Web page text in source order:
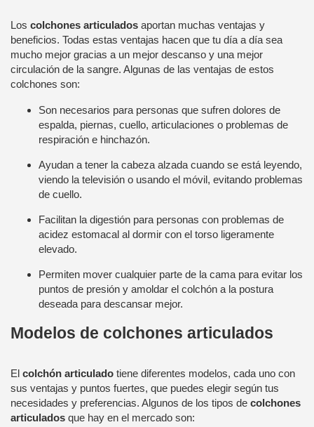
Los colchones articulados aportan muchas ventajas y
beneficios. Todas estas ventajas hacen que tu día a día sea
mucho mejor gracias a un mejor descanso y una mejor
circulación de la sangre. Algunas de las ventajas de estos
colchones son:
Son necesarios para personas que sufren dolores de
espalda, piernas, cuello, articulaciones o problemas de
respiración e hinchazón.
Ayudan a tener la cabeza alzada cuando se está leyendo,
viendo la televisión o usando el móvil, evitando problemas
de cuello.
Facilitan la digestión para personas con problemas de
acidez estomacal al dormir con el torso ligeramente
elevado.
Permiten mover cualquier parte de la cama para evitar los
puntos de presión y amoldar el colchón a la postura
deseada para descansar mejor.
Modelos de colchones articulados
El colchón articulado tiene diferentes modelos, cada uno con
sus ventajas y puntos fuertes, que puedes elegir según tus
necesidades y preferencias. Algunos de los tipos de colchones
articulados que hay en el mercado son: